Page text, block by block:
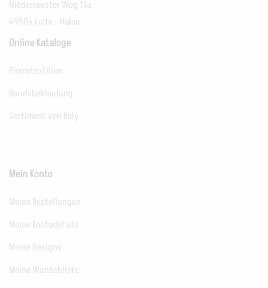
Niederseester Weg 13a
49504 Lotte - Halen
Online Kataloge
Promotextilien
Berufsbekleidung
Sortiment von Roly
Mein Konto
Meine Bestellungen
Meine Kontodetails
Meine Designs
Meine Wunschliste